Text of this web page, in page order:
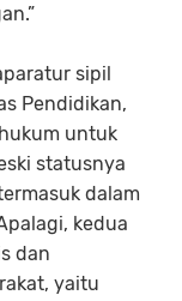
sipil
Pendidikan,
untuk
statusnya
dalam
kedua
dan
yaitu